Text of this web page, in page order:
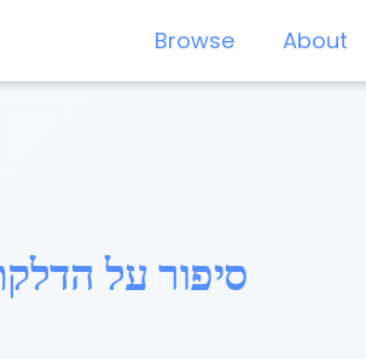
Browse About
סיפור על